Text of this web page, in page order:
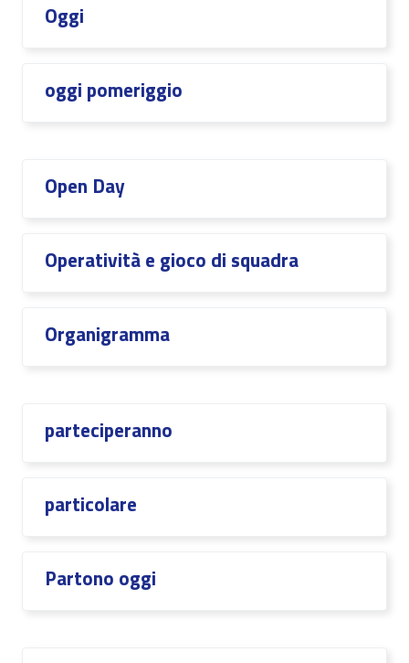
Oggi
oggi pomeriggio
Open Day
Operatività e gioco di squadra
Organigramma
parteciperanno
particolare
Partono oggi